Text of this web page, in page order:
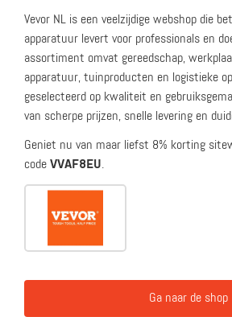
Vevor NL is een veelzijdige webshop die
apparatuur levert voor professionals en
assortiment omvat gereedschap,
apparatuur, tuinproducten en logistieke
geselecteerd op kwaliteit en
van scherpe prijzen, snelle levering en
Geniet nu van maar liefst 8% korting
code VVAF8EU.
Ga naar de shop